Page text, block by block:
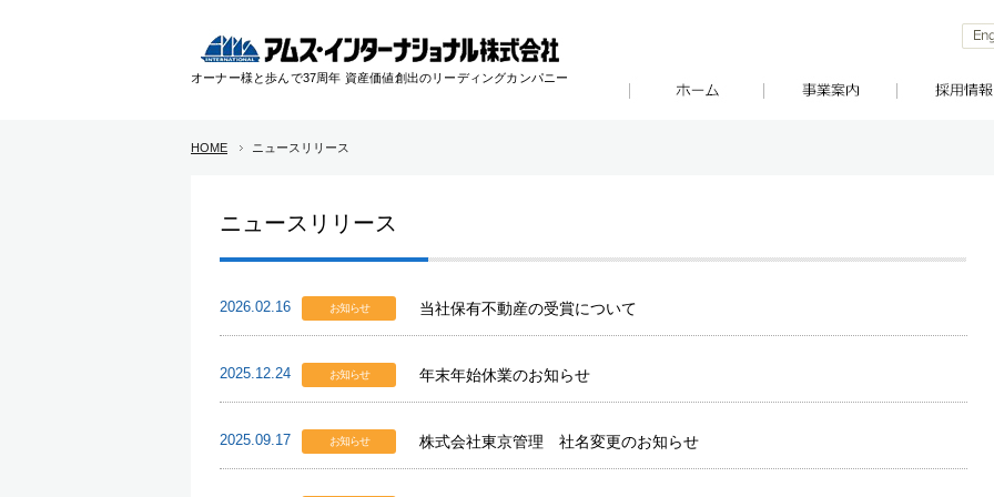
オーナー様と歩んで37周年 資産価値創出のリーディングカンパニー
HOME ニュースリリース
ニュースリリース
2026.02.16 お知らせ 当社保有不動産の受賞について
2025.12.24 お知らせ 年末年始休業のお知らせ
2025.09.17 お知らせ 株式会社東京管理 社名変更のお知らせ